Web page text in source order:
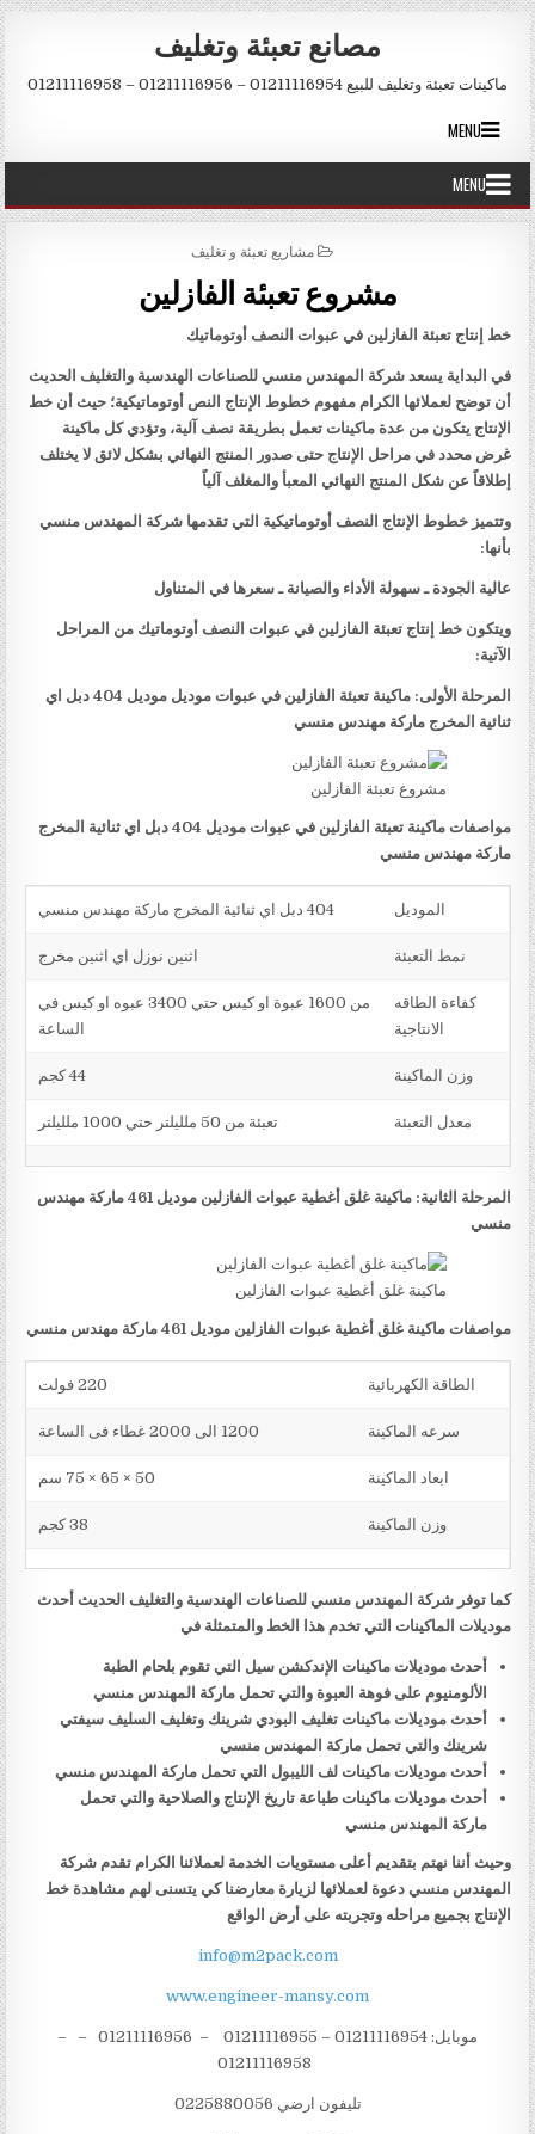
Skip to content
مصانع تعبئة وتغليف
ماكينات تعبئة وتغليف للبيع 01211116954 – 01211116956 – 01211116958
MENU
MENU
POSTED IN
مشاريع تعبئة و تغليف
مشروع تعبئة الفازلين
خط إنتاج تعبئة الفازلين في عبوات النصف أوتوماتيك
في البداية يسعد شركة المهندس منسي للصناعات الهندسية والتغليف الحديث
أن توضح لعملائها الكرام مفهوم خطوط الإنتاج النص أوتوماتيكية؛ حيث أن خط
الإنتاج يتكون من عدة ماكينات تعمل بطريقة نصف آلية، وتؤدي كل ماكينة
غرض محدد في مراحل الإنتاج حتى صدور المنتج النهائي بشكل لائق لا يختلف
إطلاقاً عن شكل المنتج النهائي المعبأ والمغلف آلياً
وتتميز خطوط الإنتاج النصف أوتوماتيكية التي تقدمها شركة المهندس منسي
بأنها:
عالية الجودة ـ سهولة الأداء والصيانة ـ سعرها في المتناول
ويتكون خط إنتاج تعبئة الفازلين في عبوات النصف أوتوماتيك من المراحل
الآتية:
المرحلة الأولى: ماكينة تعبئة الفازلين في عبوات موديل موديل 404 دبل اي
ثنائية المخرج ماركة مهندس منسي
مشروع تعبئة الفازلين
مواصفات ماكينة تعبئة الفازلين في عبوات موديل 404 دبل اي ثنائية المخرج
ماركة مهندس منسي
الموديل 404 دبل اي ثنائية المخرج ماركة مهندس منسي
نمط التعبئة اثنين نوزل اي اثنين مخرج
كفاءة الطاقه
الانتاجية
من 1600 عبوة او كيس حتي 3400 عبوه او كيس في
الساعة
وزن الماكينة 44 كجم
معدل التعبئة تعبئة من 50 ملليلتر حتي 1000 ملليلتر
المرحلة الثانية: ماكينة غلق أغطية عبوات الفازلين موديل 461 ماركة مهندس
منسي
ماكينة غلق أغطية عبوات الفازلين
مواصفات ماكينة غلق أغطية عبوات الفازلين موديل 461 ماركة مهندس منسي
الطاقة الكهربائية 220 فولت
سرعه الماكينة 1200 الى 2000 غطاء فى الساعة
ابعاد الماكينة 50 × 65 × 75 سم
وزن الماكينة 38 كجم
كما توفر شركة المهندس منسي للصناعات الهندسية والتغليف الحديث أحدث
موديلات الماكينات التي تخدم هذا الخط والمتمثلة في
أحدث موديلات ماكينات الإندكشن سيل التي تقوم بلحام الطبة
الألومنيوم على فوهة العبوة والتي تحمل ماركة المهندس منسي
أحدث موديلات ماكينات تغليف البودي شرينك وتغليف السليف سيفتي
شرينك والتي تحمل ماركة المهندس منسي
أحدث موديلات ماكينات لف الليبول التي تحمل ماركة المهندس منسي
أحدث موديلات ماكينات طباعة تاريخ الإنتاج والصلاحية والتي تحمل
ماركة المهندس منسي
وحيث أننا نهتم بتقديم أعلى مستويات الخدمة لعملائنا الكرام تقدم شركة
المهندس منسي دعوة لعملائها لزيارة معارضنا كي يتسنى لهم مشاهدة خط
الإنتاج بجميع مراحله وتجربته على أرض الواقع
info@m2pack.com
www.engineer-mansy.com
موبايل: 01211116954 – 01211116955 – 01211116956 – –
تليفون ارضي 0225880056